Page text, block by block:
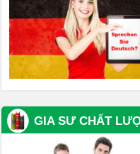
GIA SƯ CHẤT